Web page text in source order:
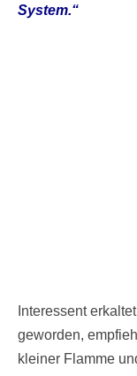
System.“
Interessent
geworden,
kleiner Flamme